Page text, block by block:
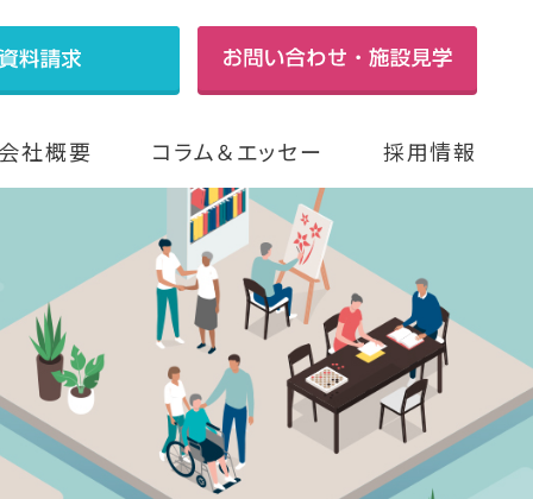
社概要 コラム＆エッセー 採用情報